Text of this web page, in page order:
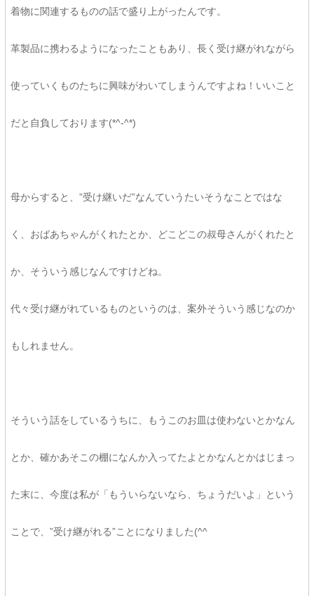
着物に関連するものの話で盛り上がったんです。
革製品に携わるようになったこともあり、長く受け継がれながら
使っていくものたちに興味がわいてしまうんですよね！いいこと
だと自負しております(*^-^*)
母からすると、”受け継いだ”なんていうたいそうなことではな
く、おばあちゃんがくれたとか、どこどこの叔母さんがくれたと
か、そういう感じなんですけどね。
代々受け継がれているものというのは、案外そういう感じなのか
もしれません。
そういう話をしているうちに、もうこのお皿は使わないとかなん
とか、確かあそこの棚になんか入ってたよとかなんとかはじまっ
た末に、今度は私が「もういらないなら、ちょうだいよ」という
ことで、”受け継がれる”ことになりました(^^ゞ